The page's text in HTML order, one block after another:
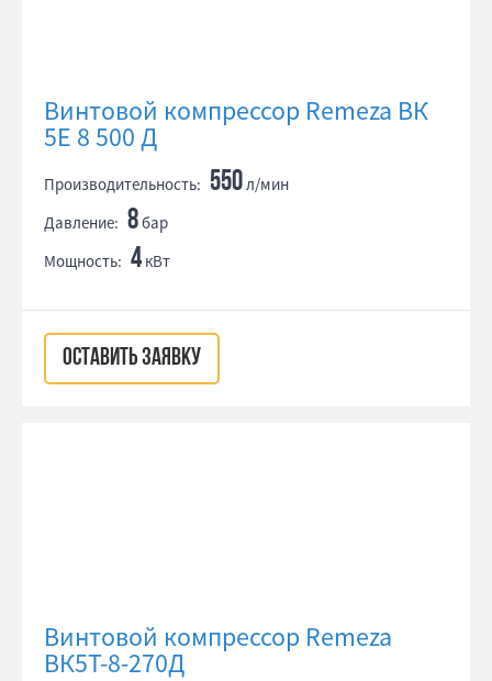
Винтовой компрессор Remeza ВК
5E 8 500 Д
Производительность: 550л/мин
Давление: 8бар
Мощность: 4 кВт
ОСТАВИТЬ ЗАЯВКУ
Винтовой компрессор Remeza
ВК5Т-8-270Д